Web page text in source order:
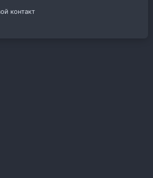
контакт